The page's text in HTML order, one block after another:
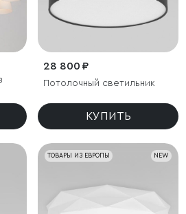
28 800 ₽
Потолочный светильник
КУПИТЬ
NEW
ТОВАРЫ ИЗ ЕВРОПЫ